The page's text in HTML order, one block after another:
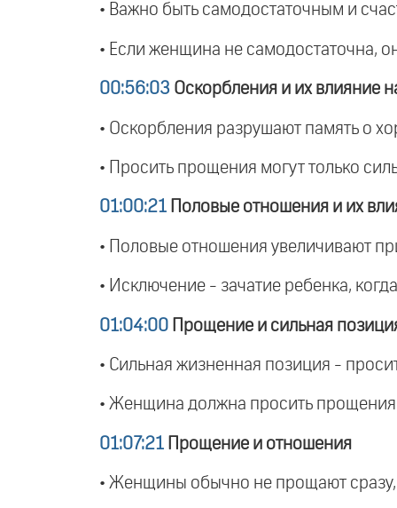
• Важно быть самодостаточным и
• Если женщина не самодостаточна,
00:56:03 Оскорбления и их влияние
• Оскорбления разрушают память о
• Просить прощения могут только
01:00:21 Половые отношения и их
• Половые отношения увеличивают
• Исключение - зачатие ребенка,
01:04:00 Прощение и сильная
• Сильная жизненная позиция -
• Женщина должна просить
01:07:21 Прощение и отношения
• Женщины обычно не прощают